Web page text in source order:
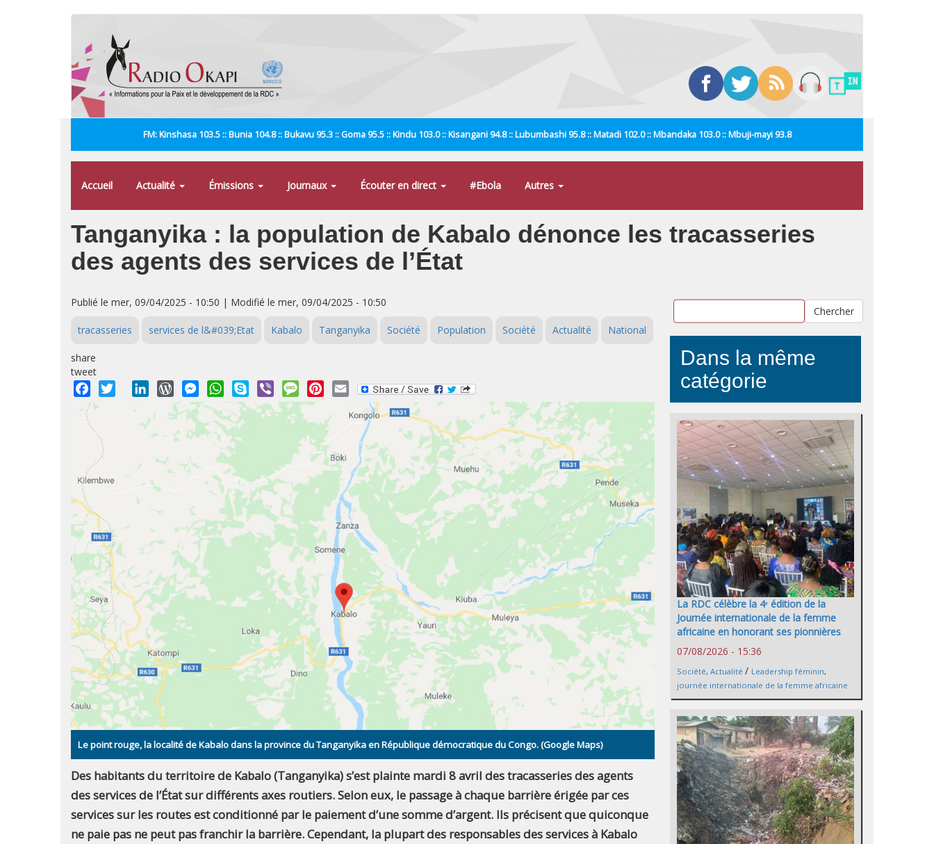
FM: Kinshasa 103.5 :: Bunia 104.8 :: Bukavu 95.3 :: Goma 95.5 :: Kindu 103.0 :: Kisangani 94.8 :: Lubumbashi 95.8 :: Matadi 102.0 :: Mbandaka 103.0 :: Mbuji-mayi 93.8
Accueil Actualité Émissions Journaux Écouter en direct #Ebola Autres
Tanganyika : la population de Kabalo dénonce les tracasseries
des agents des services de l’État
Publié le mer, 09/04/2025 - 10:50 | Modifié le mer, 09/04/2025 - 10:50
tracasseries services de l&#039;Etat Kabalo Tanganyika Société Population Société Actualité National
share
tweet
Facebook
Twitter LinkedInWordPressMessengerWhatsApp
Skype Viber MessagePinterest
Email
Le point rouge, la localité de Kabalo dans la province du Tanganyika en République démocratique du Congo. (Google Maps)
Des habitants du territoire de Kabalo (Tanganyika) s’est plainte mardi 8 avril des tracasseries des agents
des services de l’État sur différents axes routiers. Selon eux, le passage à chaque barrière érigée par ces
services sur les routes est conditionné par le paiement d’une somme d’argent. Ils précisent que quiconque
ne paie pas ne peut pas franchir la barrière. Cependant, la plupart des responsables des services à Kabalo
Chercher
Dans la même
catégorie
La RDC célèbre la 4ᵉ édition de la
Journée internationale de la femme
africaine en honorant ses pionnières
07/08/2026 - 15:36
Société, Actualité / Leadership féminin,
journée internationale de la femme africaine